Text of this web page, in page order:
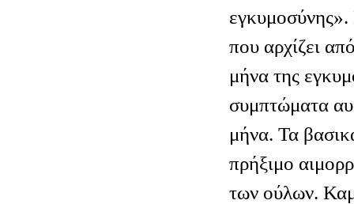
εγκυμοσύνης».
που αρχίζει
μήνα της
συμπτώματα
μήνα. Τα
πρήξιμο
των ούλων.